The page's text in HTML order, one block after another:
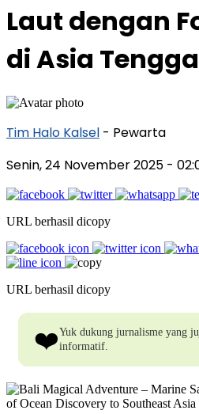
Laut dengan
di Asia
Tim Halo Kalsel - Pewarta
Senin, 24 November 2025 -
URL berhasil dicopy
URL berhasil dicopy
❤️Yuk dukung jurnalisme yang
informatif.